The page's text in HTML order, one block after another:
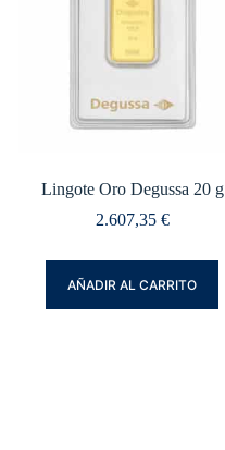
Lingote Oro Degussa 20 g
2.607,35 €
AÑADIR AL CARRITO